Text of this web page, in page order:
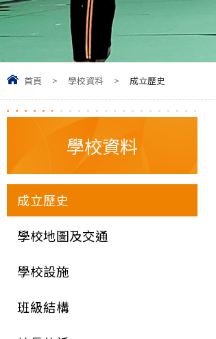
首頁 > 學校資料 > 成立歷史
學校資料
成立歷史
學校地圖及交通
學校設施
班級結構